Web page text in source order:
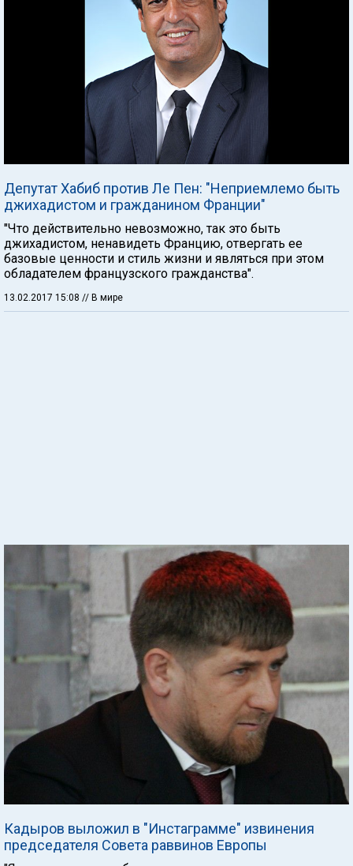
Депутат Хабиб против Ле Пен: "Неприемлемо быть
джихадистом и гражданином Франции"
"Что действительно невозможно, так это быть
джихадистом, ненавидеть Францию, отвергать ее
базовые ценности и стиль жизни и являться при этом
обладателем французского гражданства".
13.02.2017 15:08 // В мире
Кадыров выложил в "Инстаграмме" извинения
председателя Совета раввинов Европы